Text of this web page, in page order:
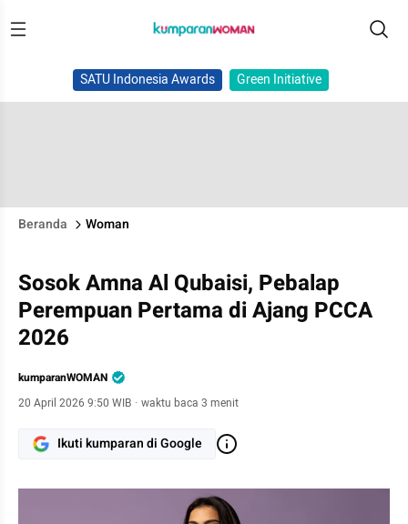
SATU Indonesia Awards Green Initiative
Beranda Woman
Sosok Amna Al Qubaisi, Pebalap
Perempuan Pertama di Ajang PCCA
2026
kumparanWOMAN
20 April 2026 9:50 WIB · waktu baca 3 menit
Ikuti kumparan di Google